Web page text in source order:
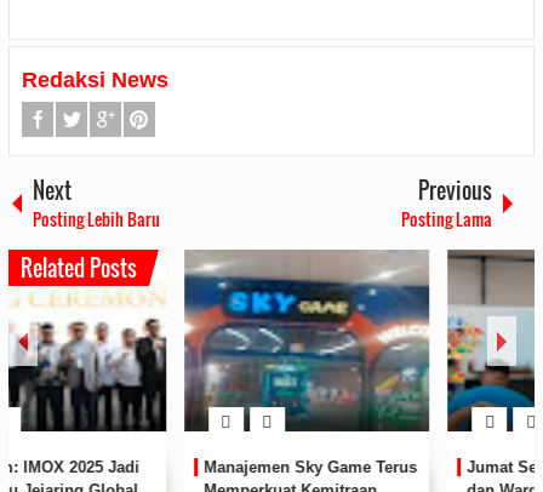
Redaksi News
Next
Posting Lebih Baru
Previous
Posting Lama
Related Posts
Manajemen Sky Game Terus
Jumat Sehat Ceria, Petugas